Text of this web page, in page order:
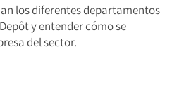
los diferentes departamentos
y entender cómo se
del sector.